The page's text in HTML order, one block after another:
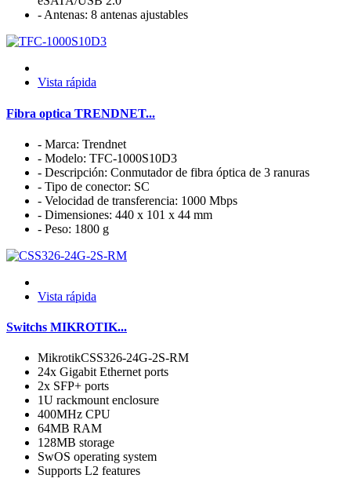
- Antenas: 8 antenas ajustables
Vista rápida
Fibra optica TRENDNET...
- Marca: Trendnet
- Modelo: TFC-1000S10D3
- Descripción: Conmutador de fibra óptica de 3 ranuras
- Tipo de conector: SC
- Velocidad de transferencia: 1000 Mbps
- Dimensiones: 440 x 101 x 44 mm
- Peso: 1800 g
Vista rápida
Switchs MIKROTIK...
MikrotikCSS326-24G-2S-RM
24x Gigabit Ethernet ports
2x SFP+ ports
1U rackmount enclosure
400MHz CPU
64MB RAM
128MB storage
SwOS operating system
Supports L2 features